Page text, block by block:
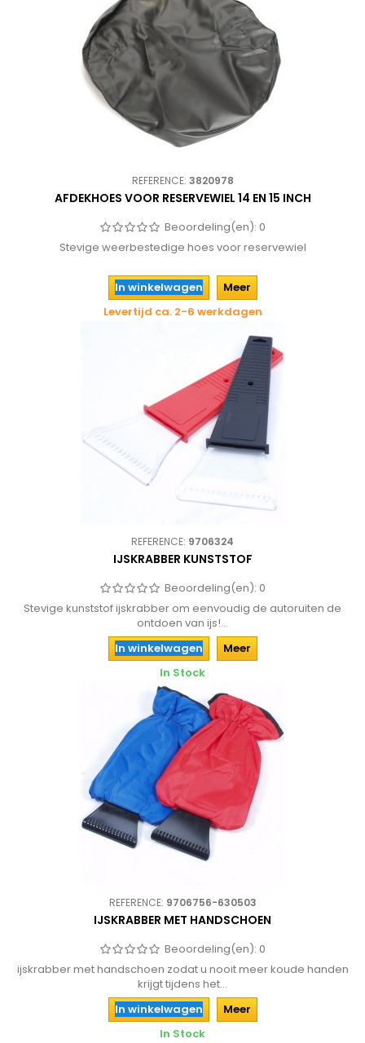
REFERENCE: 3820978
AFDEKHOES VOOR RESERVEWIEL 14 EN 15 INCH
Beoordeling(en): 0
Stevige weerbestedige hoes voor reservewiel
In winkelwagen
Meer
Levertijd ca. 2-6 werkdagen
REFERENCE: 9706324
IJSKRABBER KUNSTSTOF
Beoordeling(en): 0
Stevige kunststof ijskrabber om eenvoudig de autoruiten de
ontdoen van ijs!...
In winkelwagen
Meer
In Stock
REFERENCE: 9706756-630503
IJSKRABBER MET HANDSCHOEN
Beoordeling(en): 0
ijskrabber met handschoen zodat u nooit meer koude handen
krijgt tijdens het...
In winkelwagen
Meer
In Stock